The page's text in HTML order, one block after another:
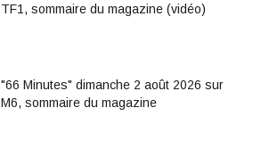
TF1, sommaire du magazine (vidéo)
"66 Minutes" dimanche 2 août 2026 sur
M6, sommaire du magazine